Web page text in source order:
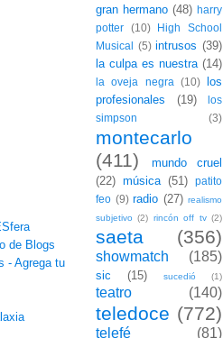
gran hermano (48) harry
potter
(10)
High School
Musical (5) intrusos (39)
la culpa es nuestra (14)
la oveja negra (10)
los
profesionales
(19)
los
simpson
(3)
montecarlo
(411)
mundo cruel
(22) música (51)
patito
feo (9) radio (27) realismo
subjetivo (2) rincón off tv (2)
saeta (356)
showmatch (185)
sic (15) sucedió (1)
teatro (140)
teledoce (772)
telefé
(81)